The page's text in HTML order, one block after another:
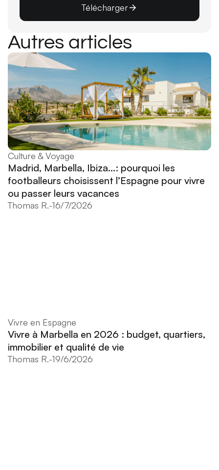
Télécharger
Autres articles
Culture & Voyage
Madrid, Marbella, Ibiza...: pourquoi les
footballeurs choisissent l’Espagne pour vivre
ou passer leurs vacances
Thomas R.-16/7/2026
Vivre en Espagne
Vivre à Marbella en 2026 : budget, quartiers,
immobilier et qualité de vie
Thomas R.-19/6/2026